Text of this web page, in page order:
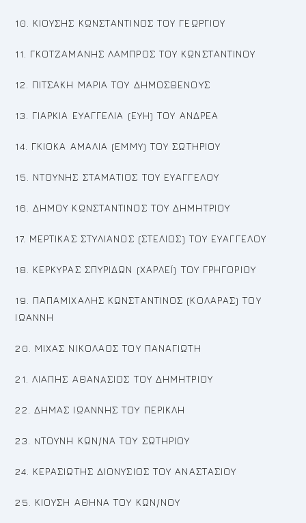
10. ΚΙΟΥΣΗΣ ΚΩΝΣΤΑΝΤΙΝΟΣ ΤΟΥ ΓΕΩΡΓΙΟΥ
11. ΓΚΟΤΖΑΜΑΝΗΣ ΛΑΜΠΡΟΣ ΤΟΥ ΚΩΝΣΤΑΝΤΙΝΟΥ
12. ΠΙΤΣΑΚΗ ΜΑΡΙΑ ΤΟΥ ΔΗΜΟΣΘΕΝΟΥΣ
13. ΓΙΑΡΚΙΑ ΕΥΑΓΓΕΛΙΑ (ΕΥΗ) ΤΟΥ ΑΝΔΡΕΑ
14. ΓΚΙΟΚΑ ΑΜΑΛΙΑ (ΕΜΜΥ) ΤΟΥ ΣΩΤΗΡΙΟΥ
15. ΝΤΟΥΝΗΣ ΣΤΑΜΑΤΙΟΣ ΤΟΥ ΕΥΑΓΓΕΛΟΥ
16. ΔΗΜΟΥ ΚΩΝΣΤΑΝΤΙΝΟΣ ΤΟΥ ΔΗΜΗΤΡΙΟΥ
17. ΜΕΡΤΙΚΑΣ ΣΤΥΛΙΑΝΟΣ (ΣΤΕΛΙΟΣ) ΤΟΥ ΕΥΑΓΓΕΛΟΥ
18. ΚΕΡΚΥΡΑΣ ΣΠΥΡΙΔΩΝ (ΧΑΡΛΕΪ) ΤΟΥ ΓΡΗΓΟΡΙΟΥ
19. ΠΑΠΑΜΙΧΑΛΗΣ ΚΩΝΣΤΑΝΤΙΝΟΣ (ΚΟΛΑΡΑΣ) ΤΟΥ
ΙΩΑΝΝΗ
20. ΜΙΧΑΣ ΝΙΚΟΛΑΟΣ ΤΟΥ ΠΑΝΑΓΙΩΤΗ
21. ΛΙΑΠΗΣ ΑΘΑΝAΣΙΟΣ ΤΟΥ ΔΗΜΗΤΡΙΟΥ
22. ΔΗΜΑΣ ΙΩΑΝΝΗΣ ΤΟΥ ΠΕΡΙΚΛΗ
23. NΤΟΥΝΗ ΚΩΝ/ΝΑ ΤΟΥ ΣΩΤΗΡΙΟΥ
24. ΚΕΡΑΣΙΩΤΗΣ ΔΙΟΝΥΣΙΟΣ ΤΟΥ ΑΝΑΣΤΑΣΙΟΥ
25. ΚΙΟΥΣΗ ΑΘΗΝΑ ΤΟΥ ΚΩΝ/ΝΟΥ